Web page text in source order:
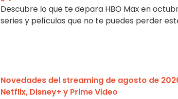
Descubre lo que te depara HBO Max en
series y películas que no te puedes perder
Novedades del streaming de agosto de
Netflix, Disney+ y Prime Video